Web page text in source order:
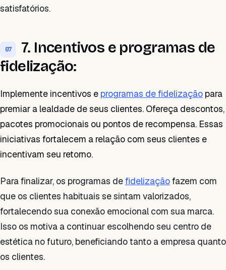
satisfatórios.
07
7. Incentivos e programas de
fidelização:
Implemente incentivos e programas de fidelização para
premiar a lealdade de seus clientes. Ofereça descontos,
pacotes promocionais ou pontos de recompensa. Essas
iniciativas fortalecem a relação com seus clientes e
incentivam seu retorno.
Para finalizar, os programas defidelizaçãofazem com
que os clientes habituais se sintam valorizados,
fortalecendo sua conexão emocional com sua marca.
Isso os motiva a continuar escolhendo seu centro de
estética no futuro, beneficiando tanto a empresa quanto
os clientes.